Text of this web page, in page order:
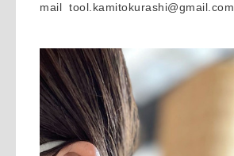
mail tool.kamitokurashi@gmail.com